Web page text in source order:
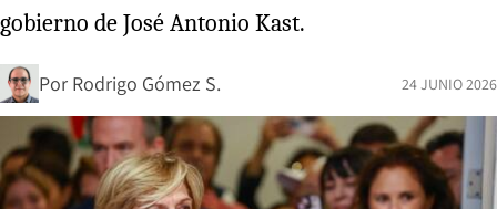
gobierno de José Antonio Kast.
Por Rodrigo Gómez S. 24 JUNIO 2026